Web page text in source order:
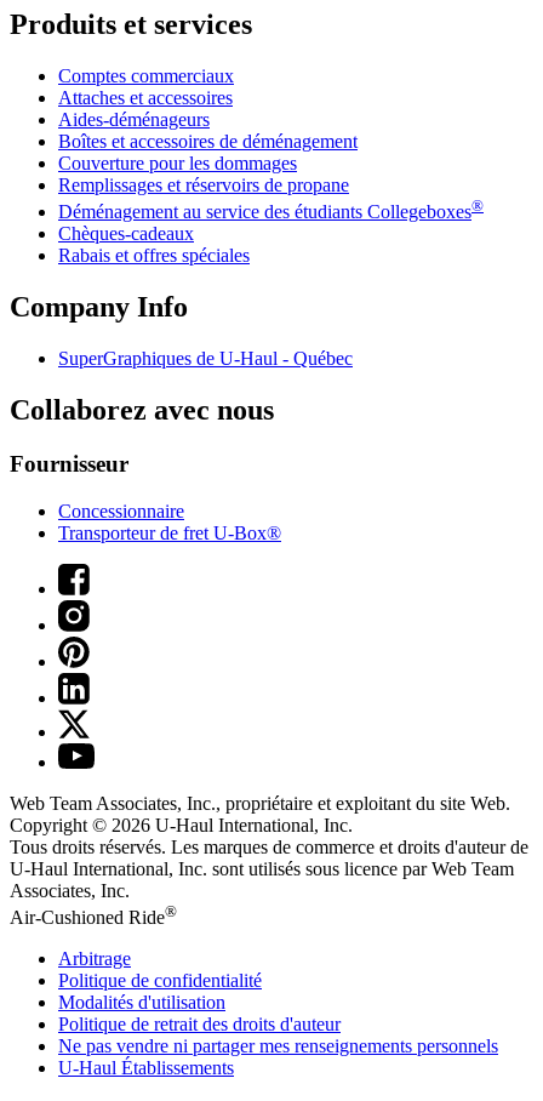
Produits et services
Comptes commerciaux
Attaches et accessoires
Aides-déménageurs
Boîtes et accessoires de déménagement
Couverture pour les dommages
Remplissages et réservoirs de propane
Déménagement au service des étudiants Collegeboxes®
Chèques-cadeaux
Rabais et offres spéciales
Company Info
SuperGraphiques de U-Haul - Québec
Collaborez avec nous
Fournisseur
Concessionnaire
Transporteur de fret U-Box®
Web Team Associates, Inc., propriétaire et exploitant du site Web.
Copyright © 2026 U-Haul International, Inc.
Tous droits réservés. Les marques de commerce et droits d'auteur de
U-Haul International, Inc. sont utilisés sous licence par Web Team
Associates, Inc.
Air-Cushioned Ride®
Arbitrage
Politique de confidentialité
Modalités d'utilisation
Politique de retrait des droits d'auteur
Ne pas vendre ni partager mes renseignements personnels
U-Haul Établissements